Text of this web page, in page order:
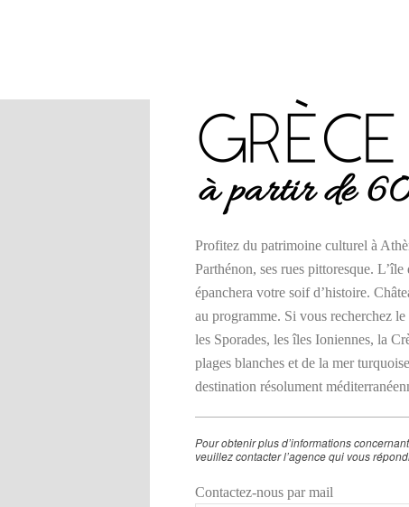
Profitez du patrimoine culturel à
Parthénon, ses rues pittoresque.
épanchera votre soif d’histoire.
au programme. Si vous recherchez
les Sporades, les îles Ioniennes, la
plages blanches et de la mer
destination résolument
Pour obtenir plus d’informations
veuillez contacter l’agence qui vous
Contactez-nous par mail